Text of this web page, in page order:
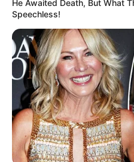
He Awaited Death, But What
Speechless!